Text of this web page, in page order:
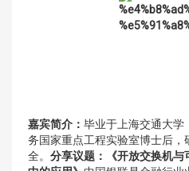
嘉宾简介： 毕业于上海交通大学
务国家重点工程实验室博士后
全。 分享议题：
《开放交换机